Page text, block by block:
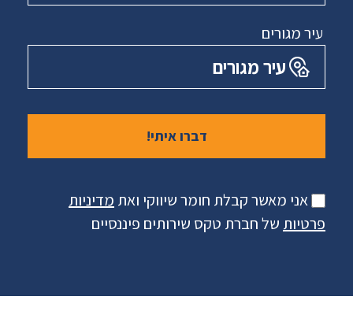
עיר מגורים
עיר מגורים
אני מאשר קבלת חומר שיווקי ואת מדיניות
פרטיות של חברת טקס שירותים פיננסיים